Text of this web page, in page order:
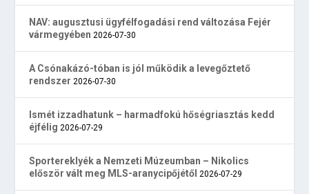
NAV: augusztusi ügyfélfogadási rend változása Fejér
vármegyében 2026-07-30
A Csónakázó-tóban is jól működik a levegőztető
rendszer 2026-07-30
Ismét izzadhatunk – harmadfokú hőségriasztás kedd
éjfélig 2026-07-29
Sportereklyék a Nemzeti Múzeumban – Nikolics
először vált meg MLS-aranycipőjétől 2026-07-29